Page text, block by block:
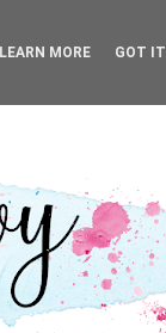
LEARN MORE GOT IT